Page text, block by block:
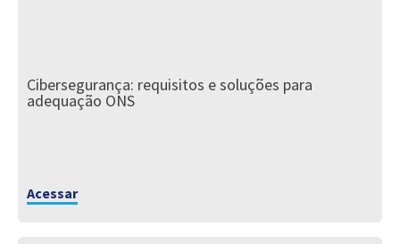
Cibersegurança: requisitos e soluções para
adequação ONS
Acessar